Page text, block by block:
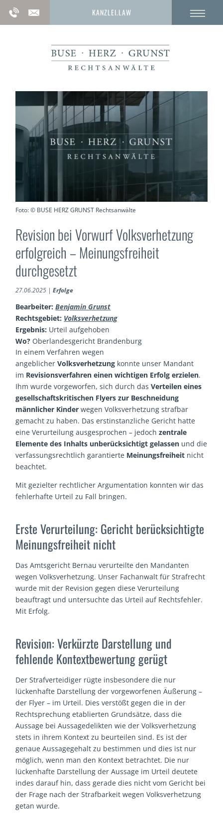
KANZLEI.LAW
Foto: © BUSE HERZ GRUNST Rechtsanwälte
Revision bei Vorwurf Volksverhetzung
erfolgreich – Meinungsfreiheit
durchgesetzt
27.06.2025 |Erfolge
Bearbeiter: Benjamin Grunst
Rechtsgebiet: Volksverhetzung
Ergebnis: Urteil aufgehoben
Wo? Oberlandesgericht Brandenburg
In einem Verfahren wegen
angeblicher Volksverhetzung konnte unser Mandant
im Revisionsverfahren einen wichtigen Erfolg erzielen.
Ihm wurde vorgeworfen, sich durch das Verteilen eines
gesellschaftskritischen Flyers zur Beschneidung
männlicher Kinder wegen Volksverhetzung strafbar
gemacht zu haben. Das erstinstanzliche Gericht hatte
eine Verurteilung ausgesprochen – jedoch zentrale
Elemente des Inhalts unberücksichtigt gelassen und die
verfassungsrechtlich garantierte Meinungsfreiheit nicht
beachtet.
Mit gezielter rechtlicher Argumentation konnten wir das
fehlerhafte Urteil zu Fall bringen.
Erste Verurteilung: Gericht berücksichtigte
Meinungsfreiheit nicht
Das Amtsgericht Bernau verurteilte den Mandanten
wegen Volksverhetzung. Unser Fachanwalt für Strafrecht
wurde mit der Revision gegen diese Verurteilung
beauftragt und untersuchte das Urteil auf Rechtsfehler.
Mit Erfolg.
Revision: Verkürzte Darstellung und
fehlende Kontextbewertung gerügt
Der Strafverteidiger rügte insbesondere die nur
lückenhafte Darstellung der vorgeworfenen Äußerung –
der Flyer – im Urteil. Dies verstößt gegen die in der
Rechtsprechung etablierten Grundsätze, dass die
Aussage bei Aussagedelikten wie der Volksverhetzung
stets in ihrem Kontext zu beurteilen sind. Es ist der
genaue Aussagegehalt zu bestimmen und dies ist nur
möglich, wenn man den Kontext betrachtet. Die nur
lückenhafte Darstellung der Aussage im Urteil deutete
indes darauf hin, dass gerade dies nicht vom Gericht bei
der Frage nach der Strafbarkeit wegen Volksverhetzung
getan wurde.